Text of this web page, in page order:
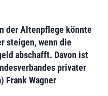
der Altenpflege könnte
steigen, wenn die
abschafft. Davon ist
privater
Frank Wagner